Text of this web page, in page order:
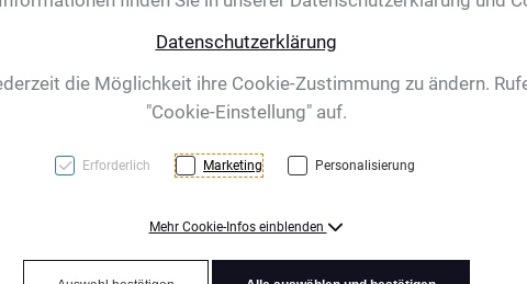
Datenschutzerklärung
die Möglichkeit ihre Cookie-Zustimmung zu ändern.
"Cookie-Einstellung" auf.
Erforderlich Marketing Personalisierung
Mehr Cookie-Infos einblenden